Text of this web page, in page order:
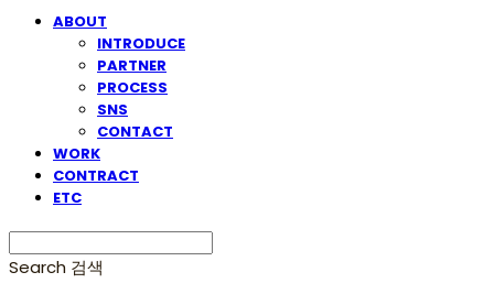
ABOUT
INTRODUCE
PARTNER
PROCESS
SNS
CONTACT
WORK
CONTRACT
ETC
Search 검색